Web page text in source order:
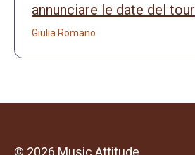
annunciare le date del tour
Giulia Romano
© 2026 Music Attitude